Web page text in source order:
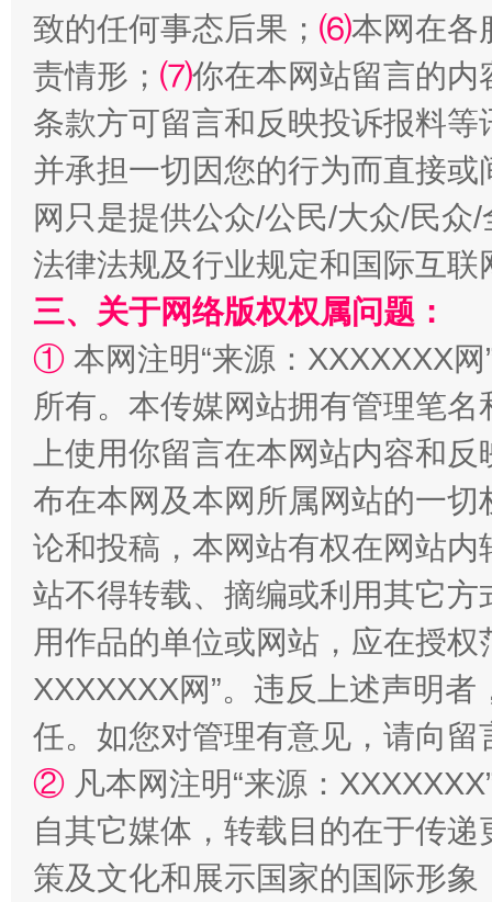
如何以同查同治破解风腐交织难题 养老服
一颗心始终滚烫 还
致的任何事态后果； ⑹本网在各
责情形； ⑺你在本网站留言的内
条款方可留言和反映投诉报料
并承担一切因您的行为而直接
网只是提供公众/公民/大众/民
法律法规及行业规定和国际互
三、关于网络版权权属问题：
① 本网注明“来源：XXXXXXX
所有。本传媒网站拥有管理笔
上使用你留言在本网站内容和
布在本网及本网所属网站的一
论和投稿，本网站有权在网站
站不得转载、摘编或利用其它
用作品的单位或网站，应在授
XXXXXXX网”。违反上述声明
任。如您对管理有意见，请向
② 凡本网注明“来源：
自其它媒体，转载目的在于传
策及文化和展示国家的国际形